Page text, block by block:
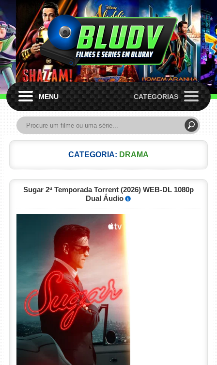
MENU CATEGORIAS
CATEGORIA: DRAMA
Sugar 2ª Temporada Torrent (2026) WEB-DL 1080p
Dual Áudio